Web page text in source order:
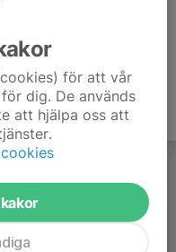
för att vår
dig. De används
att hjälpa oss att